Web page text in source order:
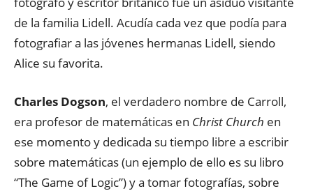
de la familia Lidell. Acudía cada vez que podía para
fotografiar a las jóvenes hermanas Lidell, siendo
Alice su favorita.
Charles Dogson, el verdadero nombre de Carroll,
era profesor de matemáticas en Christ Church en
ese momento y dedicada su tiempo libre a escribir
sobre matemáticas (un ejemplo de ello es su libro
“The Game of Logic”) y a tomar fotografías, sobre